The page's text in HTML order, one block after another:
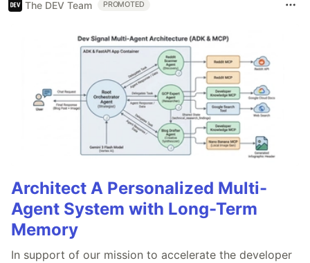
The DEV Team PROMOTED
Architect A Personalized Multi-
Agent System with Long-Term
Memory
In support of our mission to accelerate the developer